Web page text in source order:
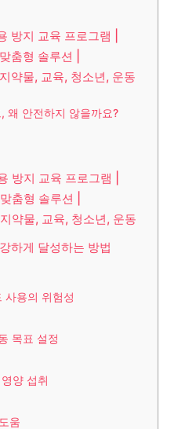
방지 교육 프로그램 |
춤형 솔루션 |
약물, 교육, 청소년, 운동
왜 안전하지 않을까요?
방지 교육 프로그램 |
춤형 솔루션 |
약물, 교육, 청소년, 운동
하게 달성하는 방법
사용의 위험성
목표 설정
양 섭취
움